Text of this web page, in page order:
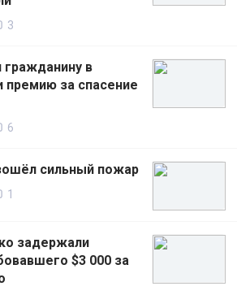
3
гражданину в
премию за спасение
6
сильный пожар
1
задержали
$3 000 за